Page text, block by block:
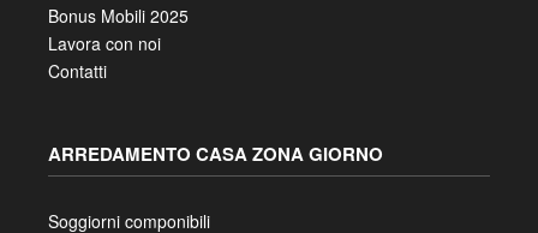
Bonus Mobili 2025
Lavora con noi
Contatti
ARREDAMENTO CASA ZONA GIORNO
Soggiorni componibili